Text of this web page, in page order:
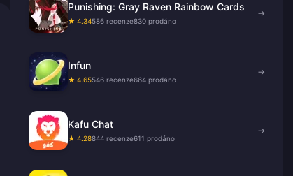
Punishing: Gray Raven Rainbow Cards
★ 4.34586 recenze830 prodáno
→
Infun
★ 4.65546 recenze664 prodáno
→
Kafu Chat
★ 4.28844 recenze611 prodáno
→